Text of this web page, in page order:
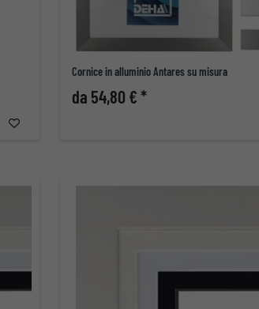
Cornice in alluminio Antares su misura
da 54,80 € *